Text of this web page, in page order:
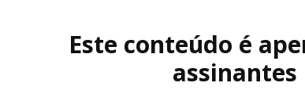
Este conteúdo é
assinantes